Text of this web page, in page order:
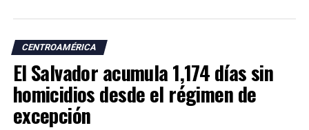
CENTROAMÉRICA
El Salvador acumula 1,174 días sin
homicidios desde el régimen de
excepción